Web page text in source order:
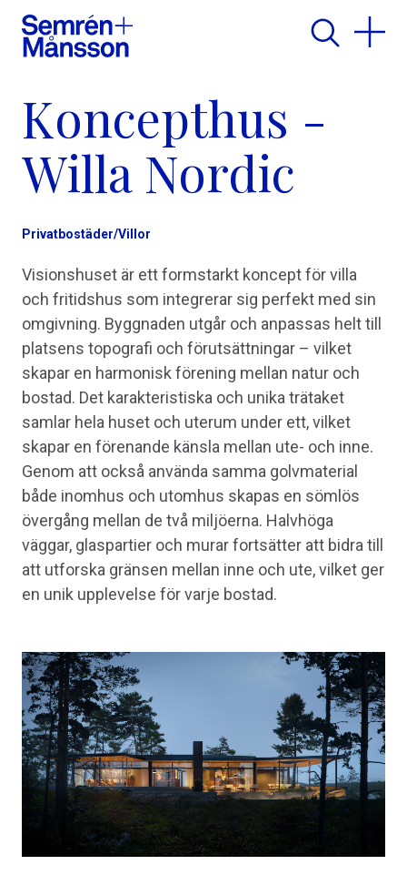
Koncepthus -
Willa Nordic
Privatbostäder/Villor
Visionshuset är ett formstarkt koncept för villa
och fritidshus som integrerar sig perfekt med sin
omgivning. Byggnaden utgår och anpassas helt till
platsens topografi och förutsättningar – vilket
skapar en harmonisk förening mellan natur och
bostad. Det karakteristiska och unika trätaket
samlar hela huset och uterum under ett, vilket
skapar en förenande känsla mellan ute- och inne.
Genom att också använda samma golvmaterial
både inomhus och utomhus skapas en sömlös
övergång mellan de två miljöerna. Halvhöga
väggar, glaspartier och murar fortsätter att bidra till
att utforska gränsen mellan inne och ute, vilket ger
en unik upplevelse för varje bostad.